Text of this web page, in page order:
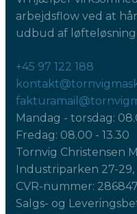
arbejdsflow ved at
udbud af
+45 97 122 188
Mandag - torsdag:
Fredag: 08.00 - 13.30
Tornvig Christensen
Industriparken 27-
CVR-nummer:
Salgs- og